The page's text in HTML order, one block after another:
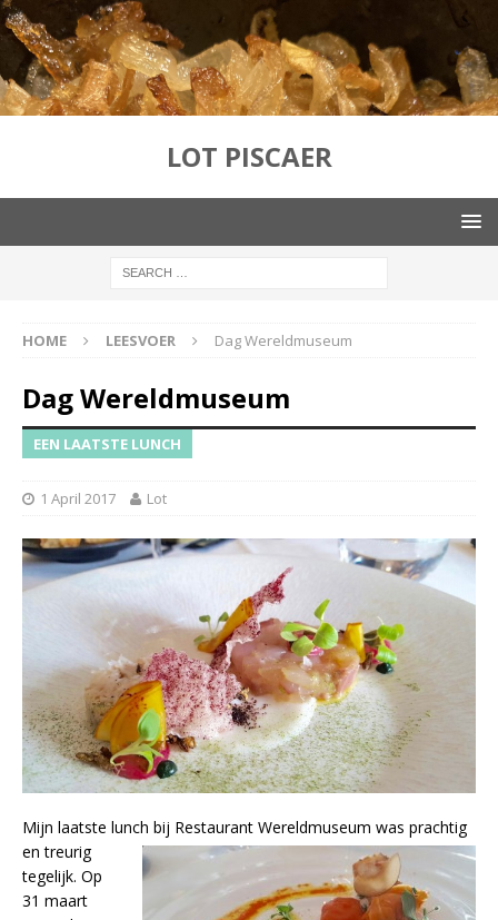
LOT PISCAER
HOME LEESVOER Dag Wereldmuseum
Dag Wereldmuseum
EEN LAATSTE LUNCH
1 April 2017 Lot
Mijn laatste lunch bij Restaurant Wereldmuseum was prachtig
en treurig
tegelijk. Op
31 maart